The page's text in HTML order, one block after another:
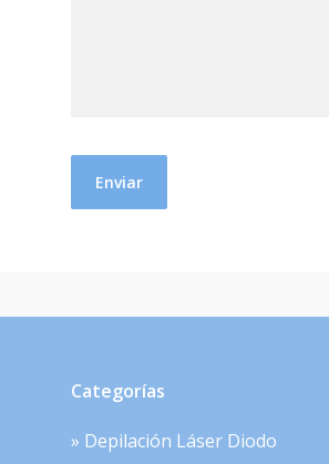
Categorías
» Depilación Láser Diodo